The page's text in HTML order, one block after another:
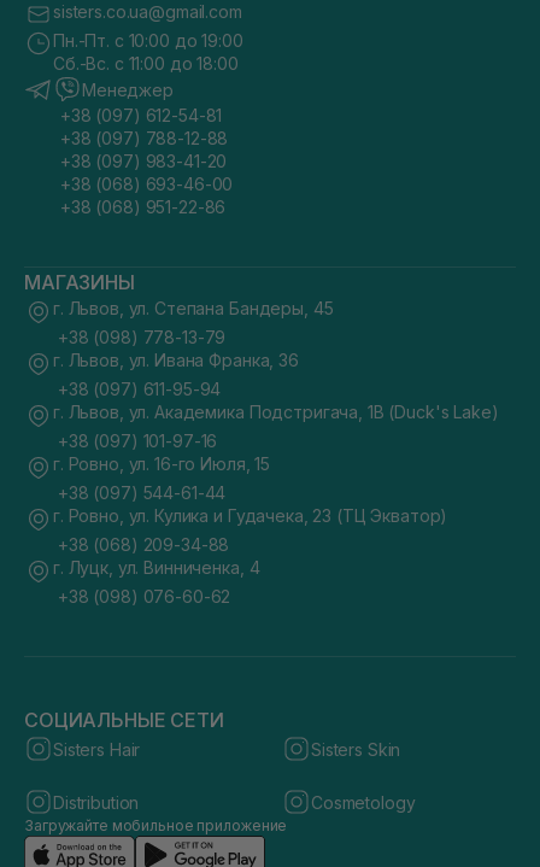
sisters.co.ua@gmail.com
Пн.-Пт. с 10:00 до 19:00
Сб.-Вс. с 11:00 до 18:00
Менеджер
+38 (097) 612-54-81
+38 (097) 788-12-88
+38 (097) 983-41-20
+38 (068) 693-46-00
+38 (068) 951-22-86
МАГАЗИНЫ
г. Львов, ул. Степана Бандеры, 45
+38 (098) 778-13-79
г. Львов, ул. Ивана Франка, 36
+38 (097) 611-95-94
г. Львов, ул. Академика Подстригача, 1В (Duck's Lake)
+38 (097) 101-97-16
г. Ровно, ул. 16-го Июля, 15
+38 (097) 544-61-44
г. Ровно, ул. Кулика и Гудачека, 23 (ТЦ Экватор)
+38 (068) 209-34-88
г. Луцк, ул. Винниченка, 4
+38 (098) 076-60-62
СОЦИАЛЬНЫЕ СЕТИ
Sisters Hair Sisters Skin
Distribution Cosmetology
Загружайте мобильное приложение